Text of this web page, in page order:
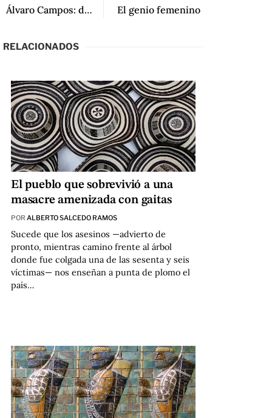
Álvaro Campos: desde Pudahuel a Atenas El genio femenino
RELACIONADOS
El pueblo que sobrevivió a una
masacre amenizada con gaitas
POR ALBERTO SALCEDO RAMOS
Sucede que los asesinos —advierto de
pronto, mientras camino frente al árbol
donde fue colgada una de las sesenta y seis
víctimas— nos enseñan a punta de plomo el
país…